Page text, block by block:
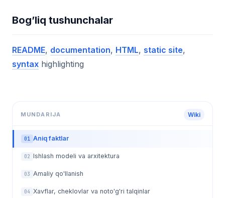
Bog’liq tushunchalar
README, documentation, HTML, static site,
syntax highlighting
MUNDARIJA Wiki
01 Aniq faktlar
02 Ishlash modeli va arxitektura
03 Amaliy qo'llanish
04 Xavflar, cheklovlar va noto'g'ri talqinlar